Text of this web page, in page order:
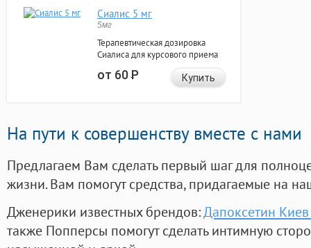
Сиалис 5 мг
5мг
Терапевтическая дозировка
Сиалиса для курсового приема
от 60Р Купить
На пути к совершенству вместе с нами
Предлагаем Вам сделать первый шаг для
жизни. Вам помогут средства, придагаемые на
Дженерики известных брендов:Дапоксетин
также Попперсы помогут сделать интимную